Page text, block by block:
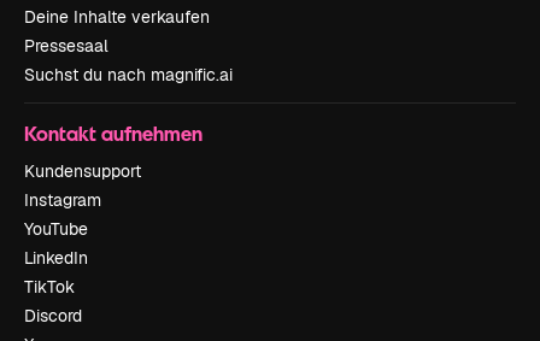
Deine Inhalte verkaufen
Pressesaal
Suchst du nach magnific.ai
Kontakt aufnehmen
Kundensupport
Instagram
YouTube
LinkedIn
TikTok
Discord